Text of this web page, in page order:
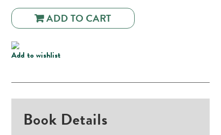
ADD TO CART
Add to wishlist
Book Details